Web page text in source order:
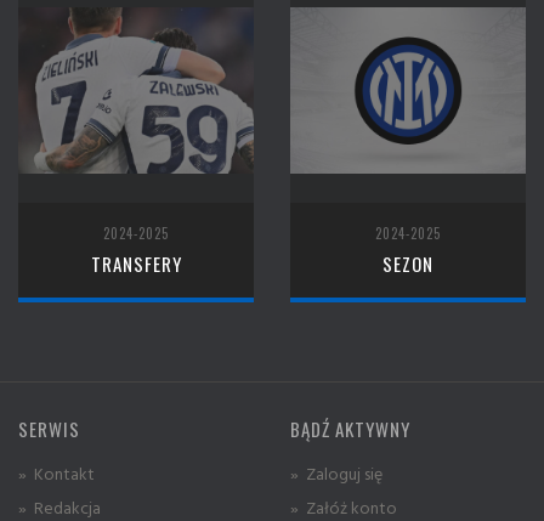
2024-2025
TRANSFERY
2024-2025
SEZON
SERWIS
» Kontakt
» Redakcja
BĄDŹ AKTYWNY
» Zaloguj się
» Załóż konto